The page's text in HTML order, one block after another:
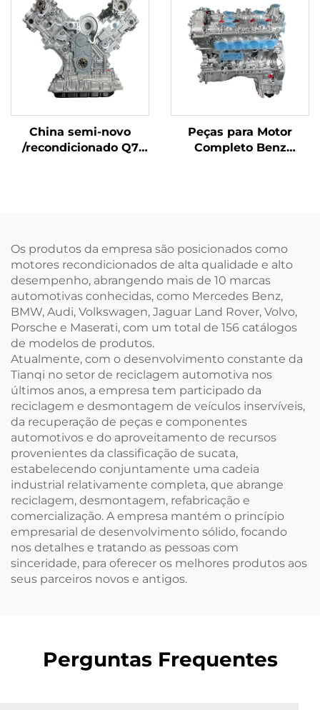
Motor a Gasolina de 6
Cilindros Pressurizado
China semi-novo
/recondicionado Q7
Peças para Motor
Completo Benz
Os produtos da empresa são posicionados como
motores recondicionados de alta qualidade e alto
desempenho, abrangendo mais de 10 marcas
automotivas conhecidas, como Mercedes Benz,
BMW, Audi, Volkswagen, Jaguar Land Rover, Volvo,
Porsche e Maserati, com um total de 156 catálogos
de modelos de produtos.
Atualmente, com o desenvolvimento constante da
Tianqi no setor de reciclagem automotiva nos
últimos anos, a empresa tem participado da
reciclagem e desmontagem de veículos inservíveis,
da recuperação de peças e componentes
automotivos e do aproveitamento de recursos
provenientes da classificação de sucata,
estabelecendo conjuntamente uma cadeia
industrial relativamente completa, que abrange
reciclagem, desmontagem, refabricação e
comercialização. A empresa mantém o princípio
empresarial de desenvolvimento sólido, focando
nos detalhes e tratando as pessoas com
sinceridade, para oferecer os melhores produtos aos
seus parceiros novos e antigos.
Perguntas Frequentes